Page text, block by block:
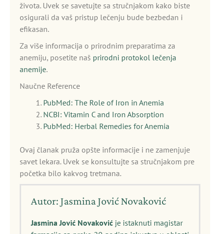
života. Uvek se savetujte sa stručnjakom kako biste
osigurali da vaš pristup lečenju bude bezbedan i
efikasan.
Za više informacija o prirodnim preparatima za
anemiju, posetite naš prirodni protokol lečenja
anemije.
Naučne Reference
PubMed: The Role of Iron in Anemia
NCBI: Vitamin C and Iron Absorption
PubMed: Herbal Remedies for Anemia
Ovaj članak pruža opšte informacije i ne zamenjuje
savet lekara. Uvek se konsultujte sa stručnjakom pre
početka bilo kakvog tretmana.
Autor: Jasmina Jović Novaković
Jasmina Jović Novaković je istaknuti magistar